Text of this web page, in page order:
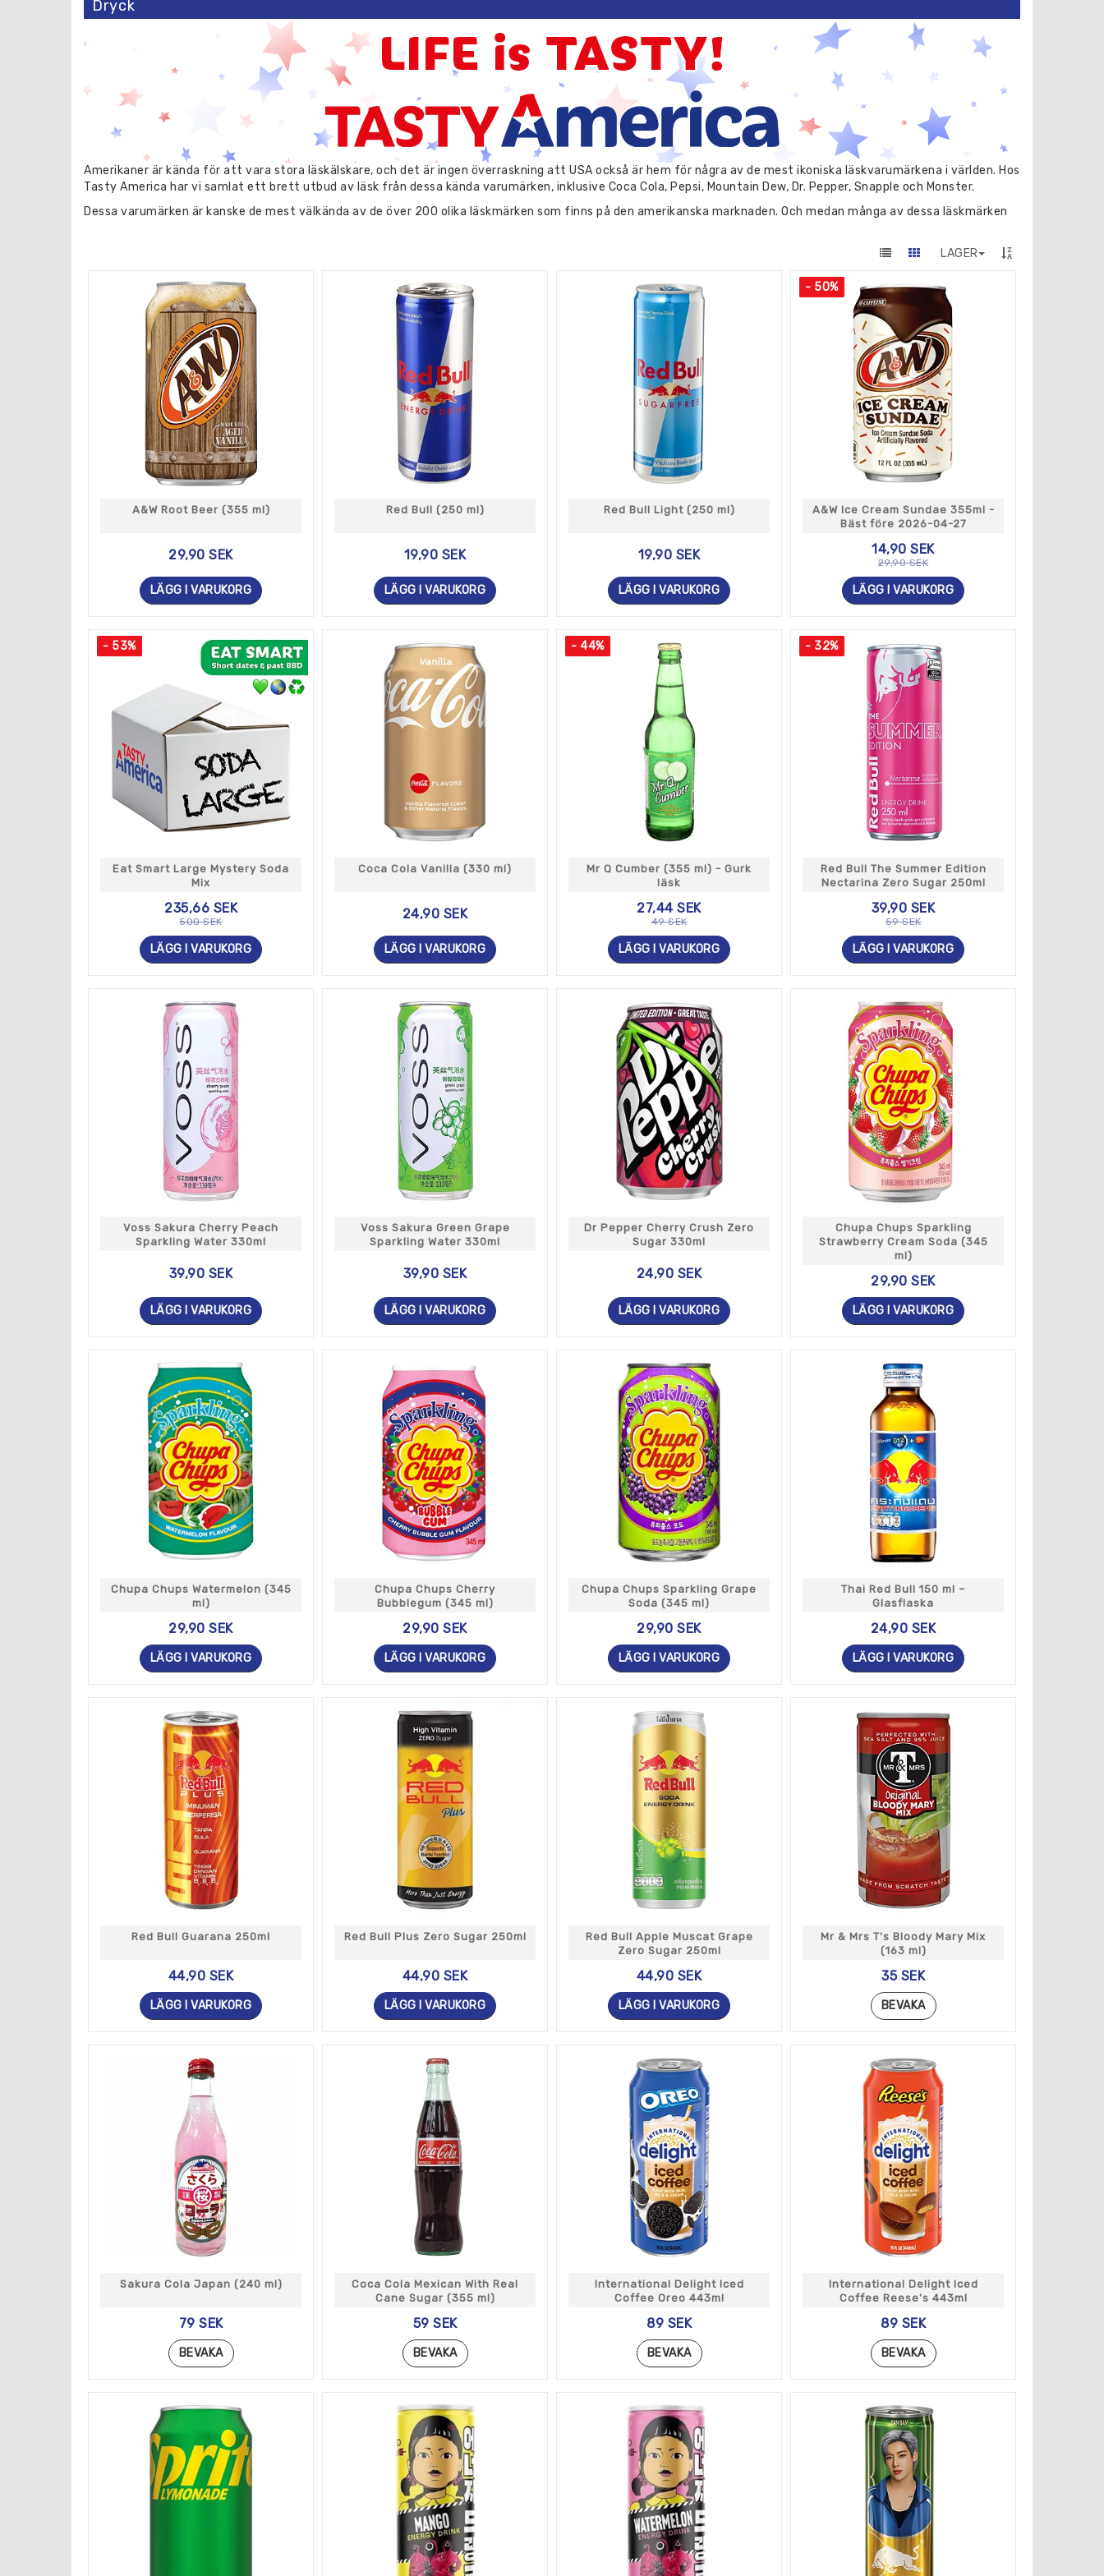
Dryck
Amerikaner är kända för att vara stora läskälskare, och det är ingen överraskning att USA också är hem för några av de mest ikoniska läskvarumärkena i världen. Hos
Tasty America har vi samlat ett brett utbud av läsk från dessa kända varumärken, inklusive Coca Cola, Pepsi, Mountain Dew, Dr. Pepper, Snapple och Monster.
Dessa varumärken är kanske de mest välkända av de över 200 olika läskmärken som finns på den amerikanska marknaden. Och medan många av dessa läskmärken
Coke och Coke Zero. Vi har också en rad andra Coca Cola-varianter, såsom Cherry Coke och Vanilla Coke, för att tillfredsställa alla smaker och preferenser.
Pepsi är en annan populär läskproducent som erbjuder en mängd olika läskedrycker, från klassisk Pepsi till Diet Pepsi och Pepsi Max. För de som letar efter en extra
kick av koffein och energi har vi också en mängd olika Monster Energy-drycker, med smaker som Monster Ultra, Monster Rehab och Monster Juiced.
Mountain Dew är en annan favorit bland läskälskare, med sin karakteristiska citrus-smak och lysande gröna förpackning. Vi har ett brett utbud av Mountain Dew-
smaker, inklusive klassisk Mountain Dew, Code Red och Game Fuel.
För de som vill ha något annat än läsk, erbjuder vi också Snapple-drycker, som är kända för sin unika blandning av te och fruktjuice. Vi har också ett brett utbud av
andra drycker, inklusive Arizona Tea, Vitamin Water och Gatorade.
På Tasty America är vi stolta över att kunna erbjuda våra kunder de mest ikoniska och spännande läskvarumärkena från USA. Vi strävar alltid efter att uppdatera
vår samling med klassiska smaker, nya varianter och limited editions, så att våra kunder alltid har tillgång till de senaste och mest spännande läsknyheterna.
Vår kunniga och engagerade personal är alltid redo att hjälpa dig att hitta den perfekta läsken som passar dina smaker och preferenser. Oavsett om du letar efter
en klassisk smak eller något nytt och spännande, har vi kunskapen och expertisen för att hjälpa dig att hitta precis vad du söker efter.
Så om du är en läskälskare eller bara letar efter något att svalka dig med på en varm sommardag, tveka inte att besöka Tasty America för att uppleva de mest
LAGER
A&W Root Beer (355 ml)
29,90 SEK
LÄGG I VARUKORG
Red Bull (250 ml)
19,90 SEK
LÄGG I VARUKORG
Red Bull Light (250 ml)
19,90 SEK
LÄGG I VARUKORG
- 50%
A&W Ice Cream Sundae 355ml -
Bäst före 2026-04-27
29,90 SEK
14,90 SEK
LÄGG I VARUKORG
- 53%
Eat Smart Large Mystery Soda
Mix
500 SEK
235,66 SEK
LÄGG I VARUKORG
Coca Cola Vanilla (330 ml)
24,90 SEK
LÄGG I VARUKORG
- 44%
Mr Q Cumber (355 ml) - Gurk
läsk
49 SEK
27,44 SEK
LÄGG I VARUKORG
- 32%
Red Bull The Summer Edition
Nectarina Zero Sugar 250ml
59 SEK
39,90 SEK
LÄGG I VARUKORG
Voss Sakura Cherry Peach
Sparkling Water 330ml
39,90 SEK
LÄGG I VARUKORG
Voss Sakura Green Grape
Sparkling Water 330ml
39,90 SEK
LÄGG I VARUKORG
Dr Pepper Cherry Crush Zero
Sugar 330ml
24,90 SEK
LÄGG I VARUKORG
Chupa Chups Sparkling
Strawberry Cream Soda (345
ml)
29,90 SEK
LÄGG I VARUKORG
Chupa Chups Watermelon (345
ml)
29,90 SEK
LÄGG I VARUKORG
Chupa Chups Cherry
Bubblegum (345 ml)
29,90 SEK
LÄGG I VARUKORG
Chupa Chups Sparkling Grape
Soda (345 ml)
29,90 SEK
LÄGG I VARUKORG
Thai Red Bull 150 ml –
Glasflaska
24,90 SEK
LÄGG I VARUKORG
Red Bull Guarana 250ml
44,90 SEK
LÄGG I VARUKORG
Red Bull Plus Zero Sugar 250ml
44,90 SEK
LÄGG I VARUKORG
Red Bull Apple Muscat Grape
Zero Sugar 250ml
44,90 SEK
LÄGG I VARUKORG
Mr & Mrs T's Bloody Mary Mix
(163 ml)
35 SEK
BEVAKA
Sakura Cola Japan (240 ml)
79 SEK
BEVAKA
Coca Cola Mexican With Real
Cane Sugar (355 ml)
59 SEK
BEVAKA
International Delight Iced
Coffee Oreo 443ml
89 SEK
BEVAKA
International Delight Iced
Coffee Reese's 443ml
89 SEK
BEVAKA